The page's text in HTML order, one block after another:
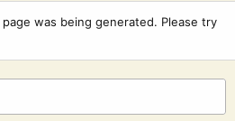
was being generated. Please try